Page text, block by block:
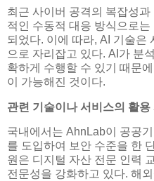
최근 사이버 공격의 복잡성
적인 수동적 대응 방식으로
되었다. 이에 따라, AI 기술은
으로 자리잡고 있다. AI가 분
확하게 수행할 수 있기 때문
이 가능해진 것이다.
관련 기술이나 서비스의 활용
국내에서는 AhnLab이 공공
를 도입하여 보안 수준을 한
원은 디지털 자산 전문 인력
전문성을 강화하고 있다. 해